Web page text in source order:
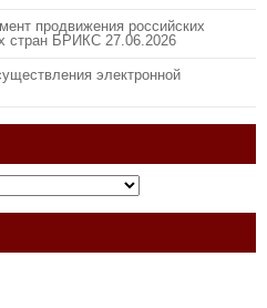
продвижения российских
стран БРИКС 27.06.2026
электронной